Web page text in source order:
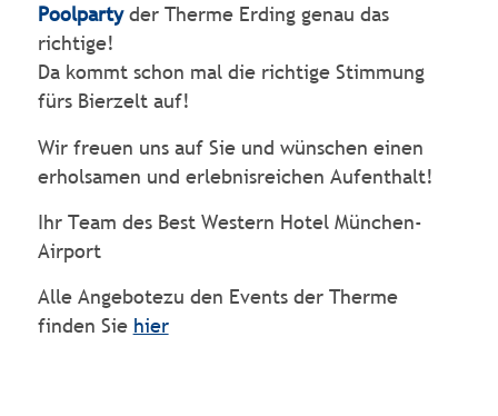
Poolpartyder Therme Erding genau das
richtige!
Da kommt schon mal die richtige Stimmung
fürs Bierzelt auf!
Wir freuen uns auf Sie und wünschen einen
erholsamen und erlebnisreichen Aufenthalt!
Ihr Team des Best Western Hotel München-
Airport
Alle Angebotezu den Events der Therme
finden Sie hier